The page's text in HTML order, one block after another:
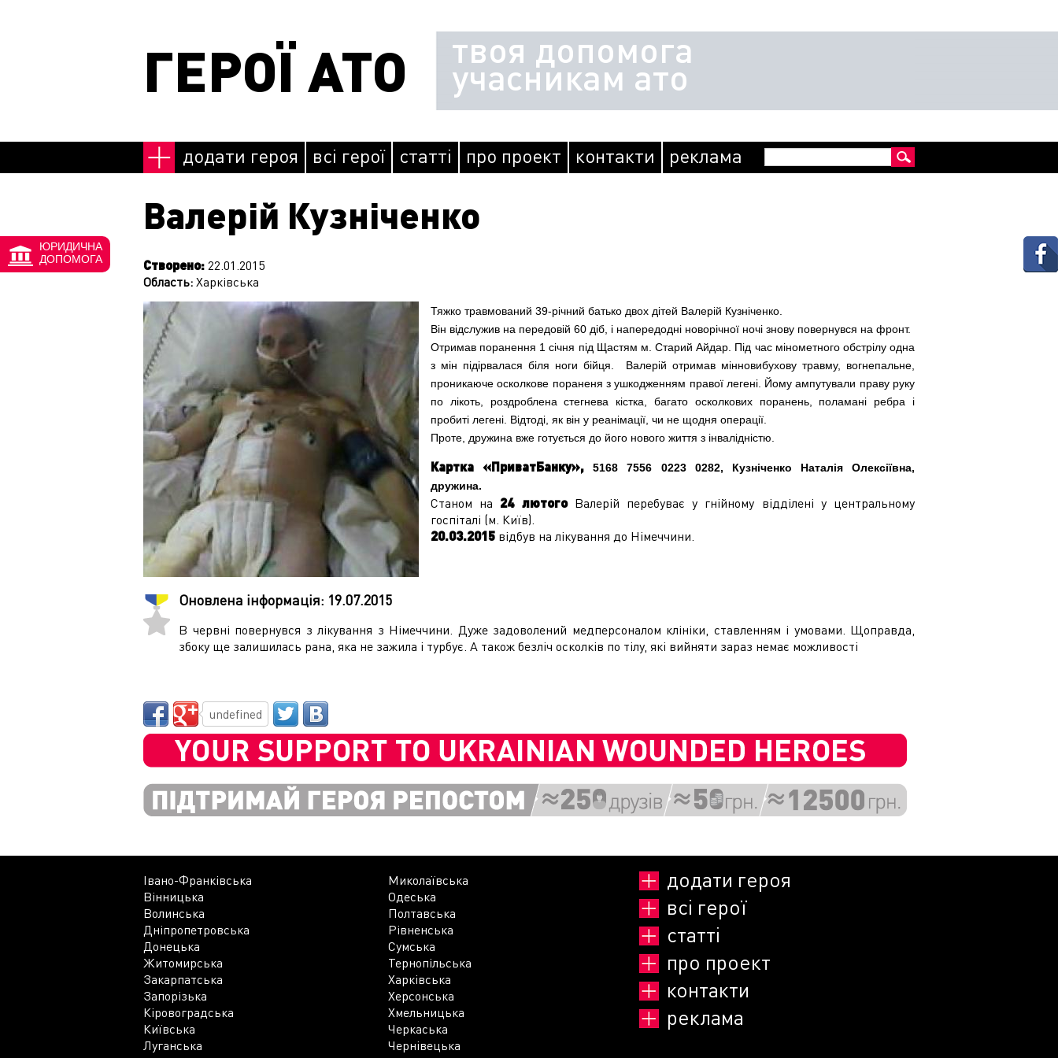
ГЕРОЇ АТО твоя допомога
учасникам ато
додати героя всі герої статті про проект контакти реклама Пошукова
Валерій Кузніченко
Створено: 22.01.2015
Область:Харківська
Тяжко травмований 39-річний батько двох дітей Валерій Кузніченко.
Він відслужив на передовій 60 діб, і напередодні новорічної ночі знову повернувся на фронт.
Отримав поранення 1 січня під Щастям м. Старий Айдар. Під час мінометного обстрілу одна
з мін підірвалася біля ноги бійця. Валерій отримав мінновибухову травму, вогнепальне,
проникаюче осколкове пораненя з ушкодженням правої легені. Йому ампутували праву руку
по лікоть, роздроблена стегнева кістка, багато осколкових поранень, поламані ребра і
пробиті легені. Відтоді, як він у реанімації, чи не щодня операції.
Проте, дружина вже готується до його нового життя з інвалідністю.
Картка «ПриватБанку»,5168 7556 0223 0282, Кузніченко Наталія Олексіївна,
дружина.
Станом на 24 лютого Валерій перебуваєу гнійному відділені у центральному
госпіталі (м. Київ).
20.03.2015 відбув на лікування до Німеччини.
Оновлена інформація: 19.07.2015
В червні повернувся з лікування з Німеччини. Дуже задоволений медперсоналом клініки, ставленням і умовами. Щоправда,
збоку ще залишилась рана, яка не зажила і турбує. А також безліч осколків по тілу, які вийняти зараз немає можливості
undefined
Івано-Франківська
Миколаївська
Вінницька
Одеська
Волинська
Полтавська
Дніпропетровська
Рівненська
Донецька
Сумська
Житомирська
Тернопільська
Закарпатська
Харківська
Запорізька
Херсонська
Кіровоградська
Хмельницька
Київська
Черкаська
Луганська
Чернівецька
додати героя
всі герої
статті
про проект
контакти
реклама
ЮРИДИЧНА
ДОПОМОГА